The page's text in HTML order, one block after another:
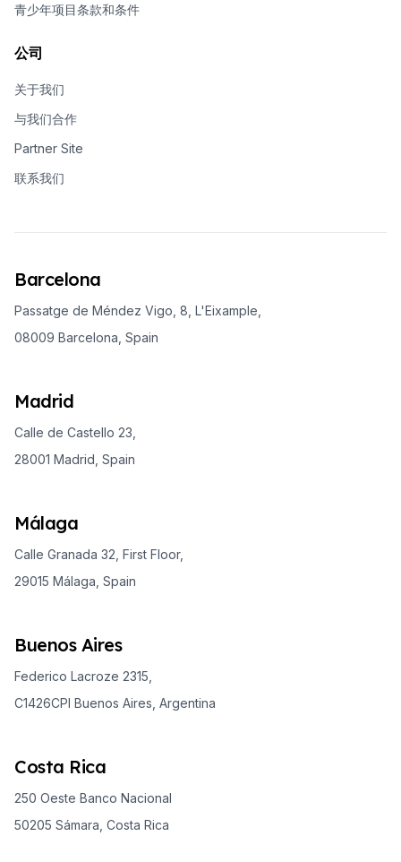
青少年项目条款和条件
公司
关于我们
与我们合作
Partner Site
联系我们
Barcelona
Passatge de Méndez Vigo, 8, L'Eixample,
08009 Barcelona, Spain
Madrid
Calle de Castello 23,
28001 Madrid, Spain
Málaga
Calle Granada 32, First Floor,
29015 Málaga, Spain
Buenos Aires
Federico Lacroze 2315,
C1426CPI Buenos Aires, Argentina
Costa Rica
250 Oeste Banco Nacional
50205 Sámara, Costa Rica